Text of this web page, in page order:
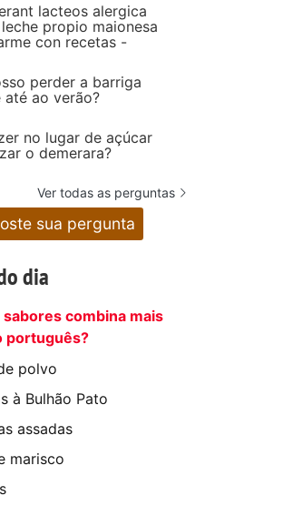
Bolo de
lacteos alergica
propio maionesa
con recetas -
perder a barriga
até ao verão?
no lugar de açúcar
o demerara?
Ver todas as perguntas
sua pergunta
dia
combina mais
português?
polvo
à Bulhão Pato
assadas
marisco